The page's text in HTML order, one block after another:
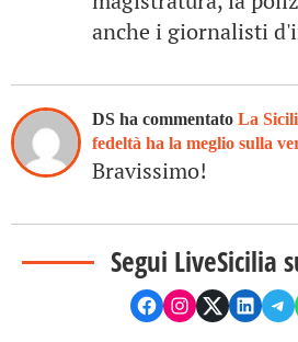
anche i giornalisti
DS ha commentato La
fedeltà ha la meglio sulla
Bravissimo!
Segui LiveSicilia